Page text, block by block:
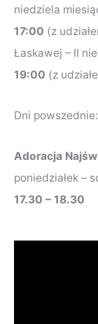
niedziela
17:00 (z
Łaskawej – II
19:00 (z
Dni
Adoracja
poniedziałek –
17.30 – 18.30